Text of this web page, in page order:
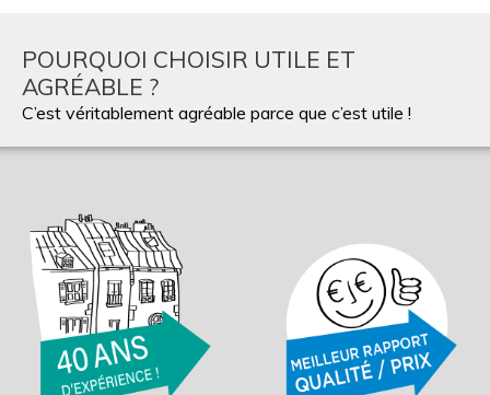
POURQUOI CHOISIR UTILE ET
AGRÉABLE ?
C’est véritablement agréable parce que c’est utile !